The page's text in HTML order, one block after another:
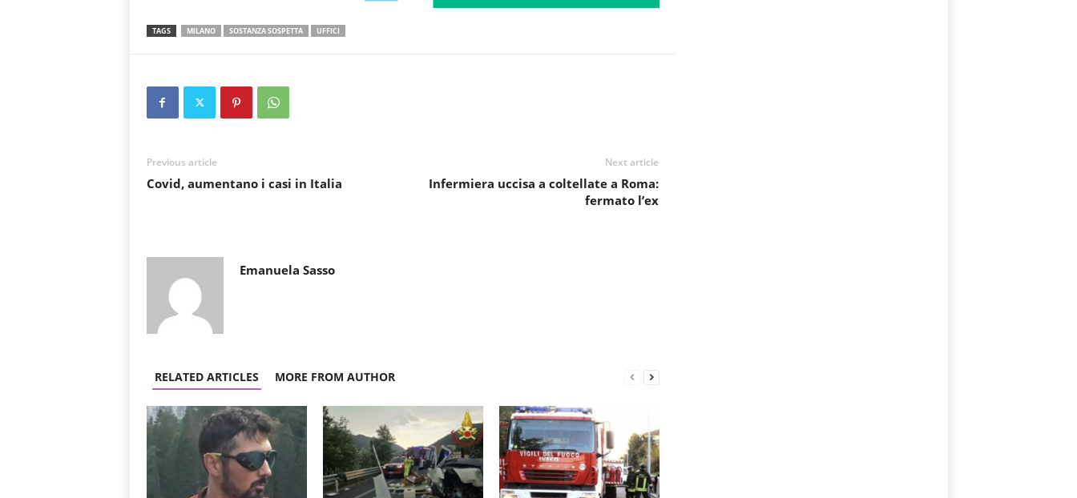
TAGS MILANO SOSTANZA SOSPETTA UFFICI
Previous article
Covid, aumentano i casi in Italia
Next article
Infermiera uccisa a coltellate a Roma:
fermato l’ex
Emanuela Sasso
RELATED ARTICLES MORE FROM AUTHOR